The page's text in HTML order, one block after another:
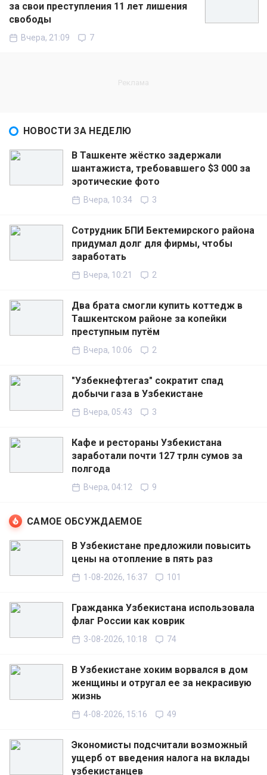
за свои преступления 11 лет лишения
свободы
Вчера, 21:09 7
НОВОСТИ ЗА НЕДЕЛЮ
В Ташкенте жёстко задержали
шантажиста, требовавшего $3 000 за
эротические фото
Вчера, 10:34 3
Сотрудник БПИ Бектемирского района
придумал долг для фирмы, чтобы
заработать
Вчера, 10:21 2
Два брата смогли купить коттедж в
Ташкентском районе за копейки
преступным путём
Вчера, 10:06 2
"Узбекнефтегаз" сократит спад
добычи газа в Узбекистане
Вчера, 05:43 3
Кафе и рестораны Узбекистана
заработали почти 127 трлн сумов за
полгода
Вчера, 04:12 9
САМОЕ ОБСУЖДАЕМОЕ
В Узбекистане предложили повысить
цены на отопление в пять раз
1-08-2026, 16:37 101
Гражданка Узбекистана использовала
флаг России как коврик
3-08-2026, 10:18 74
В Узбекистане хоким ворвался в дом
женщины и отругал ее за некрасивую
жизнь
4-08-2026, 15:16 49
Экономисты подсчитали возможный
ущерб от введения налога на вклады
узбекистанцев